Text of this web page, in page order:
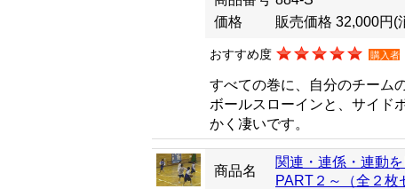
価格
販売価格 32,000円 (
おすすめ度 購入者
すべての巻に、自分のチーム
ボールスローインと、サイド
かく凄いです。
商品名
関連・連係・連動
PART２～（全２枚